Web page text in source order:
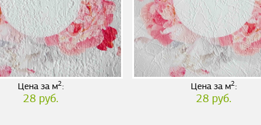
Цена за м2:
28 руб.
Цена за м2:
28 руб.